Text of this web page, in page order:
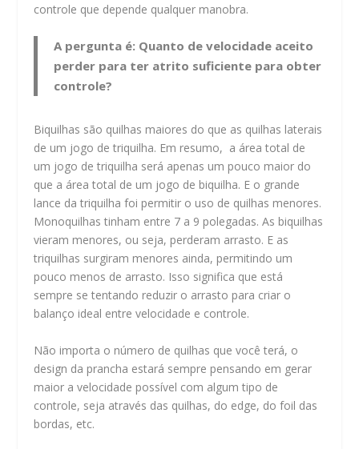
controle que depende qualquer manobra.
A pergunta é: Quanto de velocidade aceito
perder para ter atrito suficiente para obter
controle?
Biquilhas são quilhas maiores do que as quilhas laterais
de um jogo de triquilha. Em resumo, a área total de
um jogo de triquilha será apenas um pouco maior do
que a área total de um jogo de biquilha. E o grande
lance da triquilha foi permitir o uso de quilhas menores.
Monoquilhas tinham entre 7 a 9 polegadas. As biquilhas
vieram menores, ou seja, perderam arrasto. E as
triquilhas surgiram menores ainda, permitindo um
pouco menos de arrasto. Isso significa que está
sempre se tentando reduzir o arrasto para criar o
balanço ideal entre velocidade e controle.
Não importa o número de quilhas que você terá, o
design da prancha estará sempre pensando em gerar
maior a velocidade possível com algum tipo de
controle, seja através das quilhas, do edge, do foil das
bordas, etc.